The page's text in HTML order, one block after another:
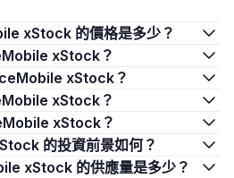
xStock 的價格是多少？
xStock？
xStock？
xStock？
xStock？
的投資前景如何？
xStock 的供應量是多少？